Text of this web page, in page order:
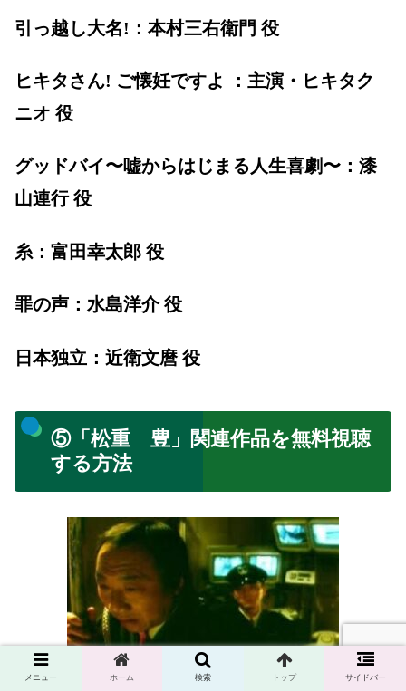
引っ越し大名!：本村三右衛門 役
ヒキタさん! ご懐妊ですよ ：主演・ヒキタク
ニオ 役
グッドバイ〜嘘からはじまる人生喜劇〜：漆
山連行 役
糸：富田幸太郎 役
罪の声：水島洋介 役
日本独立：近衛文麿 役
⑤「松重 豊」関連作品を無料視聴
する方法
メニュー ホーム 検索 トップ サイドバー